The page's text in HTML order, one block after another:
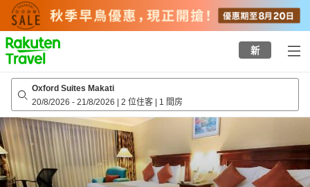
to
top
page
新
Oxford Suites Makati
20/8/2026 - 21/8/2026 | 2 位住客 | 1 間房